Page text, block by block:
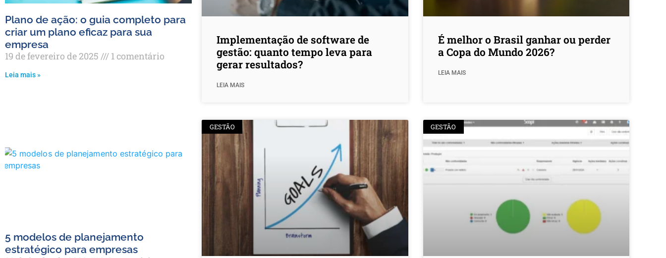
Plano de ação: o guia completo para
criar um plano eficaz para sua
empresa
19 de fevereiro de 2025 1 comentário
Leia mais »
5 modelos de planejamento
estratégico para empresas
Implementação de software de
gestão: quanto tempo leva para
gerar resultados?
LEIA MAIS
É melhor o Brasil ganhar ou perder
a Copa do Mundo 2026?
LEIA MAIS
GESTÃO GESTÃO